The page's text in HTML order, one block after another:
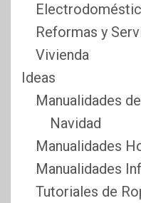
Reformas y
Vivienda
Ideas
Manualidades
Navidad
Manualidades
Manualidades
Tutoriales de